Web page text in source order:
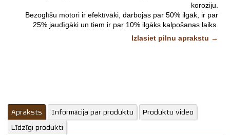
Izvēlieties tuvāko
veikalu*
koroziju.
Bezoglīšu motori ir efektīvāki, darbojas par 50% ilgāk, ir par
25% jaudīgāki un tiem ir par 10% ilgāks kalpošanas laiks.
Mīkstais rokturis nodrošina maksimālu komfortu un samazina
lietotāja nogurumu, strādājot ilgstoši.
Griešanas diametrs 2,5 cm
Griešanas spēks 300-400 N-m
Saspiedes spēks 9000-12000 N
Izlasiet pilnu aprakstu →
Apraksts Informācija par produktu
Produktu video
Līdzīgi produkti